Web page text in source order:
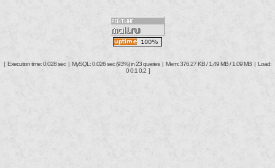
[ Execution time: 0.028 sec | MySQL: 0.026 sec (93%) in 23 queries | Mem: 376.27 KB / 1.49 MB / 1.09 MB | Load:
0 0.1 0.2 ]